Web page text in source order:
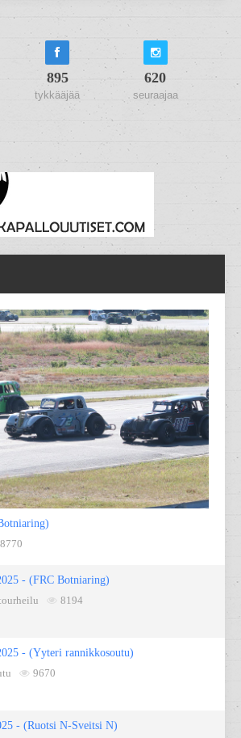
895
tykkääjää
620
seuraajaa
8770
- (FRC Botniaring)
8194
- (Yyteri rannikkosoutu)
9670
- (Ruotsi N-Sveitsi N)